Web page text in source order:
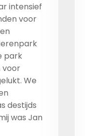
intensief
voor
park
voor
We
destijds
was Jan